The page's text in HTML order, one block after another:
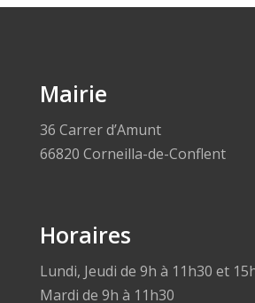
Mairie
36 Carrer d’Amunt
66820 Corneilla-de-Conflent
Horaires
Lundi, Jeudi de 9h à 11h30 et
Mardi de 9h à 11h30